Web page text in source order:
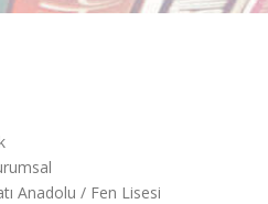
Anadolu / Fen Lisesi